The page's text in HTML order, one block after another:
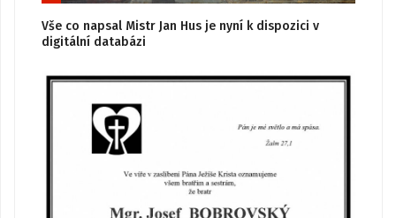
Vše co napsal Mistr Jan Hus je nyní k dispozici v
digitální databázi